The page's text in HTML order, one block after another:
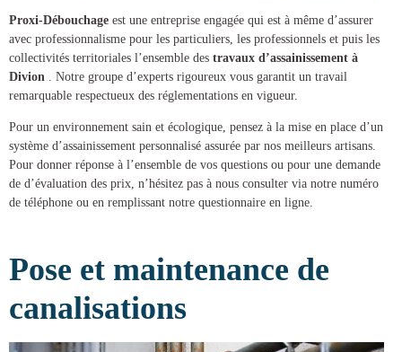
Proxi-Débouchage est une entreprise engagée qui est à même d’assurer
avec professionnalisme pour les particuliers, les professionnels et puis les
collectivités territoriales l’ensemble des travaux d’assainissement à
Divion
. Notre groupe d’experts rigoureux vous garantit un travail
remarquable respectueux des réglementations en vigueur.
Pour un environnement sain et écologique, pensez à la mise en place d’un
système d’assainissement personnalisé assurée par nos meilleurs artisans.
Pour donner réponse à l’ensemble de vos questions ou pour une demande
de d’évaluation des prix, n’hésitez pas à nous consulter via notre numéro
de téléphone ou en remplissant notre questionnaire en ligne.
Pose et maintenance de
canalisations